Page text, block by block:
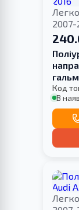
2007-
2007-
Код
В